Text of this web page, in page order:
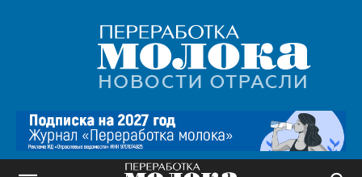
Переработка
молока
|
Новости